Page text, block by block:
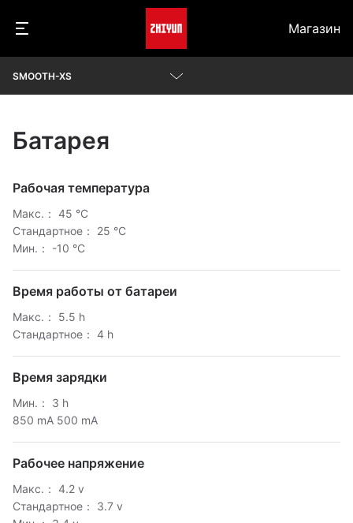
Магазин
SMOOTH-XS
Начало работы
Видеоролики
Вопросы и ответы
Скачать
Батарея
Рабочая температура
Макс.： 45 °C
Стандартное： 25 °C
Мин.： -10 °C
Время работы от батареи
Макс.： 5.5 h
Стандартное： 4 h
Время зарядки
Мин.： 3 h
850 mA 500 mA
Рабочее напряжение
Макс.： 4.2 v
Стандартное： 3.7 v